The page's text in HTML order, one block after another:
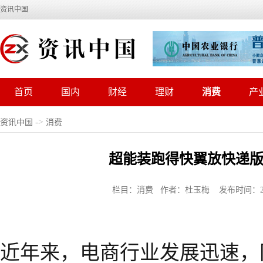
资讯中国
首页 国内 财经 理财 消费 产
资讯中国 -> 消费
超能装跑得快翼放快递
栏目：消费 作者：杜玉梅 发布时间：
近年来，电商行业发展迅速